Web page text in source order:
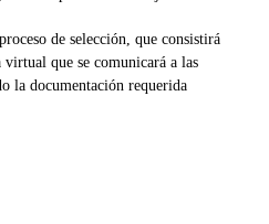
de selección, que consistirá
que se comunicará a las
la documentación requerida